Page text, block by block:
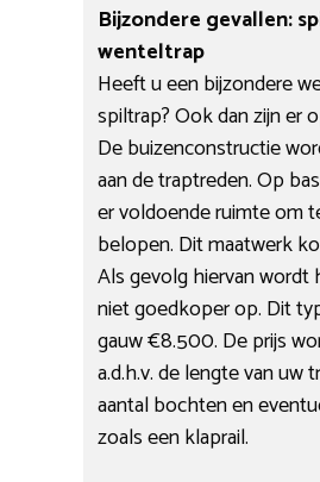
Bijzondere gevallen:
wenteltrap
Heeft u een bijzondere
spiltrap? Ook dan zijn er
De buizenconstructie
aan de traptreden. Op
er voldoende ruimte om
belopen. Dit maatwerk
Als gevolg hiervan wordt
niet goedkoper op. Dit
gauw €8.500. De prijs
a.d.h.v. de lengte van uw
aantal bochten en
zoals een klaprail.